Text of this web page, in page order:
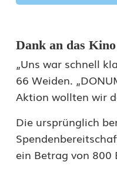
a
D
O
N
U
M
Dank an das
„Uns war schnell
66 Weiden.
Aktion wollten wir
Die ursprünglich
ein Betrag von 800